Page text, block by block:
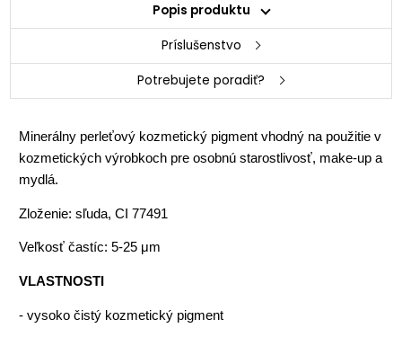
Popis produktu
Príslušenstvo
Potrebujete poradiť?
Minerálny perleťový kozmetický pigment vhodný na použitie v
kozmetických výrobkoch pre osobnú starostlivosť, make-up a
mydlá.
Zloženie: sľuda, CI 77491
Veľkosť častíc: 5-25 μm
VLASTNOSTI
- vysoko čistý kozmetický pigment